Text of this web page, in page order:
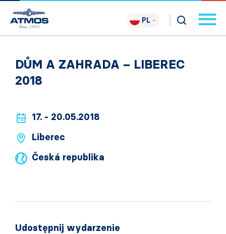
PL
DŮM A ZAHRADA – LIBEREC
2018
17. - 20.05.2018
Liberec
Česká republika
Udostępnij wydarzenie